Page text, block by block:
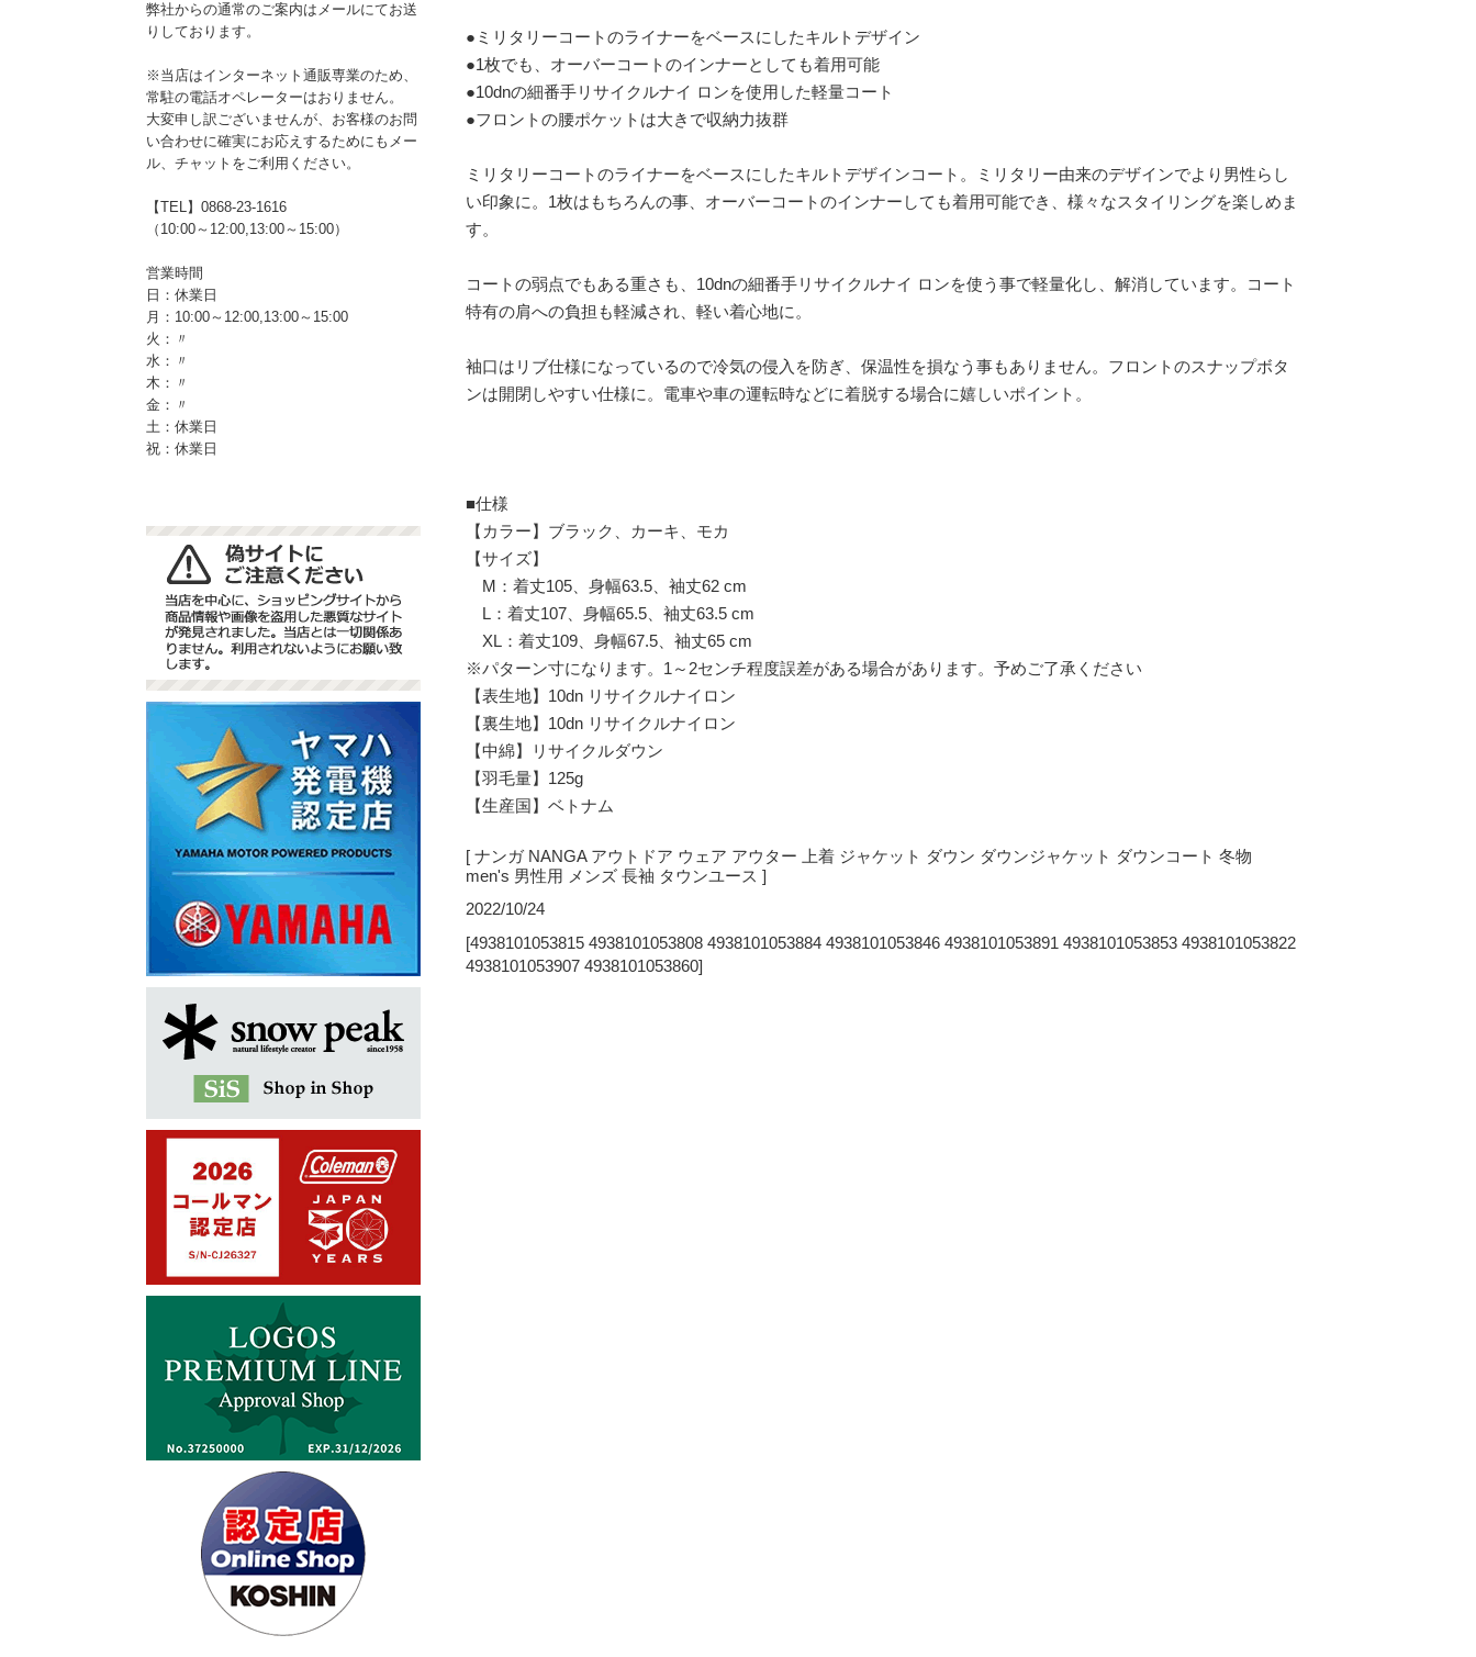
弊社からの通常のご案内はメールにてお送
りしております。
※当店はインターネット通販専業のため、
常駐の電話オペレーターはおりません。
大変申し訳ございませんが、お客様のお問
い合わせに確実にお応えするためにもメー
ル、チャットをご利用ください。
【TEL】0868-23-1616
（10:00～12:00,13:00～15:00）
営業時間
日：休業日
月：10:00～12:00,13:00～15:00
火：〃
水：〃
木：〃
金：〃
土：休業日
祝：休業日
●ミリタリーコートのライナーをベースにしたキルトデザイン
●1枚でも、オーバーコートのインナーとしても着用可能
●10dnの細番手リサイクルナイ ロンを使用した軽量コート
●フロントの腰ポケットは大きで収納力抜群
ミリタリーコートのライナーをベースにしたキルトデザインコート。ミリタリー由来のデザインでより男性らし
い印象に。1枚はもちろんの事、オーバーコートのインナーしても着用可能でき、様々なスタイリングを楽しめま
す。
コートの弱点でもある重さも、10dnの細番手リサイクルナイ ロンを使う事で軽量化し、解消しています。コート
特有の肩への負担も軽減され、軽い着心地に。
袖口はリブ仕様になっているので冷気の侵入を防ぎ、保温性を損なう事もありません。フロントのスナップボタ
ンは開閉しやすい仕様に。電車や車の運転時などに着脱する場合に嬉しいポイント。
■仕様
【カラー】ブラック、カーキ、モカ
【サイズ】
M：着丈105、身幅63.5、袖丈62 cm
L：着丈107、身幅65.5、袖丈63.5 cm
XL：着丈109、身幅67.5、袖丈65 cm
※パターン寸になります。1～2センチ程度誤差がある場合があります。予めご了承ください
【表生地】10dn リサイクルナイロン
【裏生地】10dn リサイクルナイロン
【中綿】リサイクルダウン
【羽毛量】125g
【生産国】ベトナム
[ ナンガ NANGA アウトドア ウェア アウター 上着 ジャケット ダウン ダウンジャケット ダウンコート 冬物
men's 男性用 メンズ 長袖 タウンユース ]
2022/10/24
[4938101053815 4938101053808 4938101053884 4938101053846 4938101053891 4938101053853 4938101053822
4938101053907 4938101053860]